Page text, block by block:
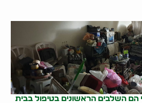
הם השלבים הראשונים בטיפול בבית